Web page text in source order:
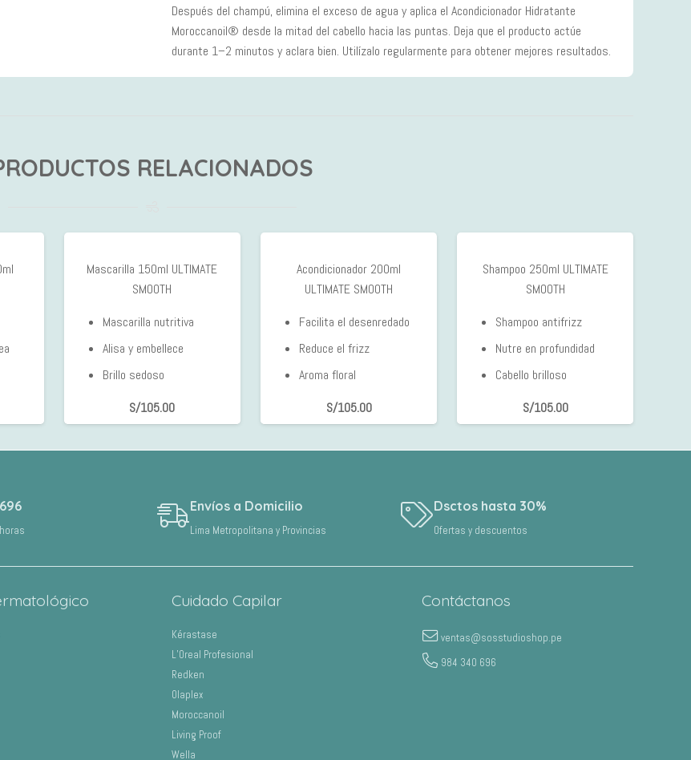
Después del champú, elimina el exceso de agua y aplica el Acondicionador Hidratante
Moroccanoil® desde la mitad del cabello hacia las puntas. Deja que el producto actúe
durante 1–2 minutos y aclara bien. Utilízalo regularmente para obtener mejores resultados.
RELACIONADOS
Mascarilla 150ml ULTIMATE
SMOOTH
Mascarilla nutritiva
Alisa y embellece
Brillo sedoso
S/105.00
Acondicionador 200ml
ULTIMATE SMOOTH
Facilita el desenredado
Reduce el frizz
Aroma floral
S/105.00
Shampoo 250ml ULTIMATE
SMOOTH
Shampoo antifrizz
Nutre en profundidad
Cabello brilloso
S/105.00
Envíos a Domicilio
Lima Metropolitana y Provincias
Dsctos hasta 30%
Ofertas y descuentos
Cuidado Capilar
Kérastase
L’Oreal Profesional
Redken
Olaplex
Moroccanoil
Living Proof
Wella
Contáctanos
ventas@sosstudioshop.pe
984 340 696